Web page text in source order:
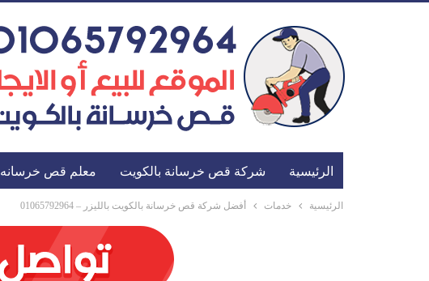
الرئيسية شركة قص خرسانة بالكويت معلم قص خرسانه
الرئيسية خدمات أفضل شركة قص خرسانة بالكويت بالليزر – 01065792964